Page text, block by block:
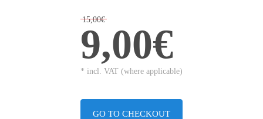
15,00€
9,00€
* incl. VAT (where applicable)
GO TO CHECKOUT